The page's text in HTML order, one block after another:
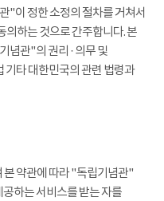
"이 정한 소정의 절차를 거쳐서
하는 것으로 간주합니다. 본
념관"의 권리 · 의무 및
기타 대한민국의 관련 법령과
약관에 따라 "독립기념관"
하는 서비스를 받는 자를